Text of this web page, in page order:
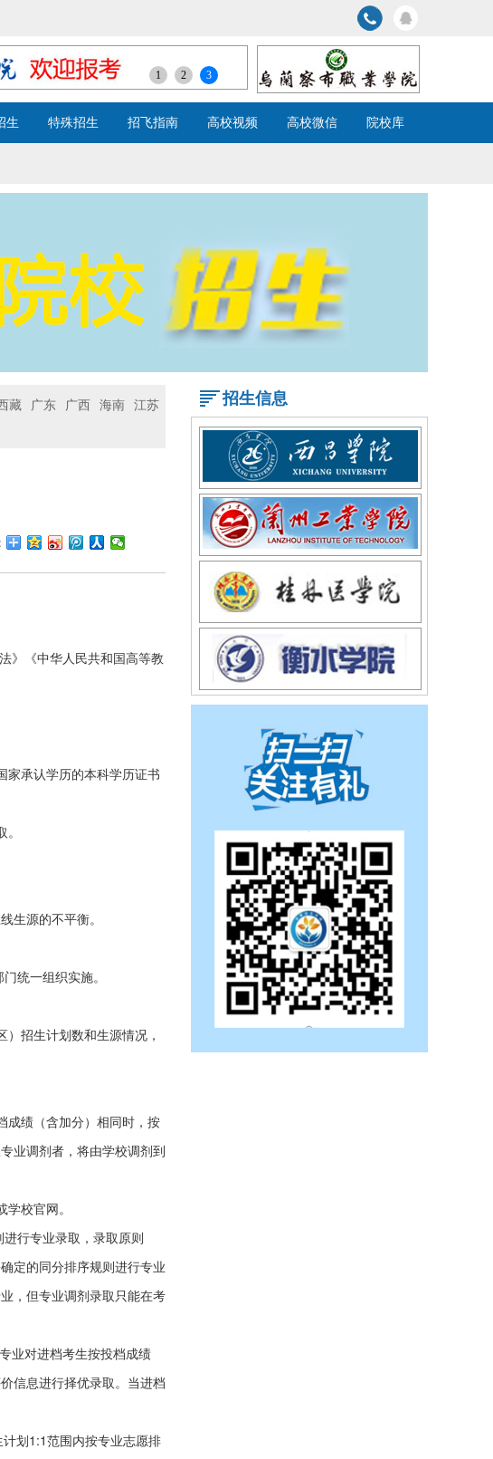
1 2 3
生 特殊招生 招飞指南 高校视频 高校微信 院校库
藏 广东 广西 海南
江苏
》《中华人民共和国高等教
家承认学历的本科学历证书
生源的不平衡。
统一组织实施。
招生计划数和生源情况，
成绩（含加分）相同时，按
业调剂者，将由学校调剂到
校官网。
行专业录取，录取原则
定的同分排序规则进行专业
，但专业调剂录取只能在考
业对进档考生按投档成绩
信息进行择优录取。当进档
划1:1范围内按专业志愿排
招生信息